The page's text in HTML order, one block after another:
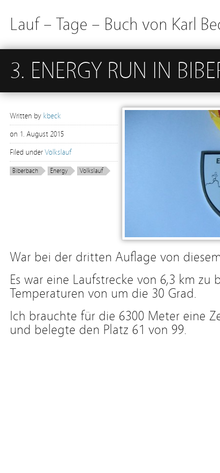
Lauf – Tage – Buch von Karl
3. ENERGY RUN IN
Written by kbeck
on 1. August 2015
Filed under Volkslauf
Biberbach Energy Volkslauf
War bei der dritten Auflage von
Es war eine Laufstrecke von 6,3 km
Temperaturen von um die 30 Grad.
Ich brauchte für die 6300 Meter eine
und belegte den Platz 61 von 99.